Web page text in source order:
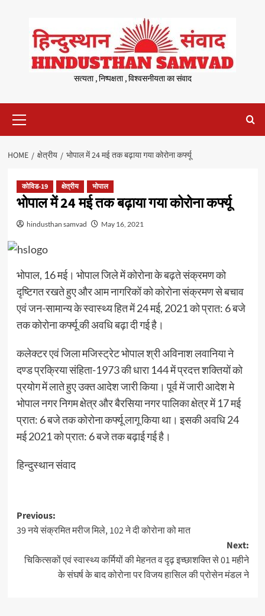
content
सत्यता , निष्पक्षता , विश्वसनीयता का संवाद
Menu
HOME क्षेत्रीय भोपाल में 24 मई तक बढ़ाया गया कोरोना कर्फ्यू
कोविड-19 क्षेत्रीय भोपाल
भोपाल में 24 मई तक बढ़ाया गया कोरोना कर्फ्यू
hindusthan samvad May 16, 2021
भोपाल, 16 मई। भोपाल जिले में कोरोना के बढ़ते संक्रमण को
दृष्टिगत रखते हुए और आम नागरिकों को कोरोना संक्रमण से बचाव
एवं जन-सामान्य के स्वास्थ्य हित में 24 मई, 2021 को प्रात: 6 बजे
तक कोरोना कर्फ्यू की अवधि बढ़ा दी गई है।
कलेक्टर एवं जिला मजिस्ट्रेट भोपाल श्री अविनाश लवानिया ने
दण्ड प्रक्रिया संहिता-1973 की धारा 144 में प्रदत्त शक्तियों को
प्रयोग में लाते हुए उक्त आदेश जारी किया। पूर्व में जारी आदेश मे
भोपाल नगर निगम क्षेत्र और बैरसिया नगर पालिका क्षेत्र में 17 मई
प्रात: 6 बजे तक कोरोना कर्फ्यू लागू किया था। इसकी अवधि 24
मई 2021 को प्रात: 6 बजे तक बढ़ाई गई है।
हिन्दुस्थान संवाद
Post
navigation
Previous:
39 नये संक्रमित मरीज मिले, 102 ने दी कोरोना को मात
Next:
चिकित्सकों एवं स्वास्थ्य कर्मियों की मेहनत व दृढ़ इच्छाशक्ति से 01 महीने
के संघर्ष के बाद कोरोना पर विजय हासिल की प्रोसेन मंडल ने